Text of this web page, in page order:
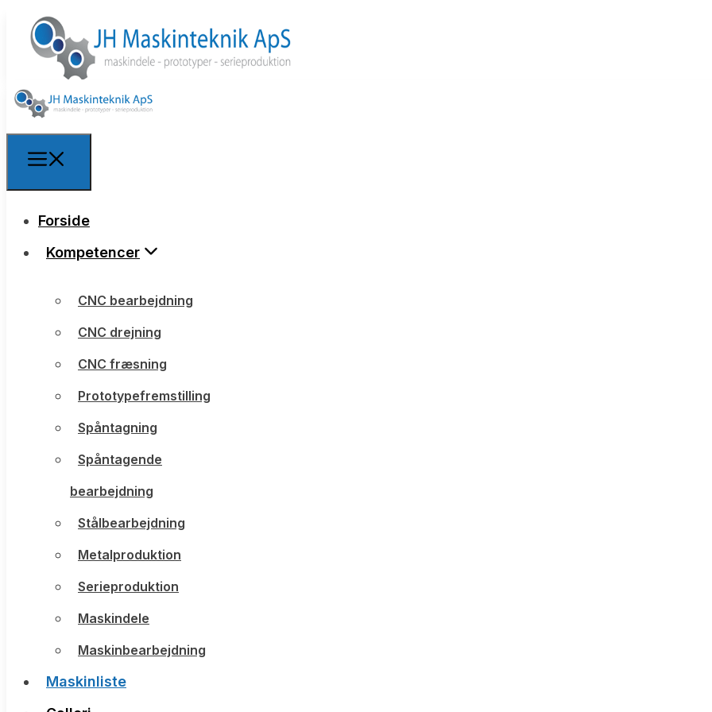
Forside
Kompetencer
CNC bearbejdning
CNC drejning
CNC fræsning
Prototypefremstilling
Spåntagning
Spåntagende
bearbejdning
Stålbearbejdning
Metalproduktion
Serieproduktion
Maskindele
Maskinbearbejdning
Maskinliste
Forside
Kompetencer
CNC bearbejdning
CNC drejning
CNC fræsning
Prototypefremstilling
Spåntagning
Spåntagende
bearbejdning
Stålbearbejdning
Metalproduktion
Serieproduktion
Maskindele
Maskinbearbejdning
Maskinliste